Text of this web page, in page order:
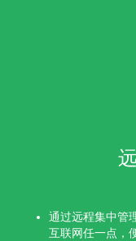
通过远程集中管
互联网任一点，